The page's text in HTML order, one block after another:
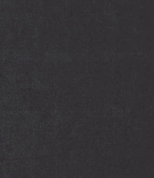
dans une autre fenêtre